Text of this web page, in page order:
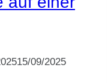
15/09/2025